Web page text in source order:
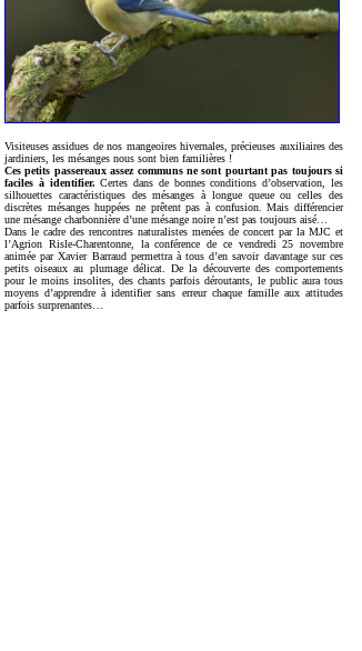
Visiteuses assidues de nos mangeoires hivernales, précieuses auxiliaires des
jardiniers, les mésanges nous sont bien familières !
Ces petits passereaux assez communs ne sont pourtant pas toujours si
faciles à identifier. Certes dans de bonnes conditions d’observation, les
silhouettes caractéristiques des mésanges à longue queue ou celles des
discrètes mésanges huppées ne prêtent pas à confusion. Mais différencier
une mésange charbonnière d’une mésange noire n’est pas toujours aisé…
Dans le cadre des rencontres naturalistes menées de concert par la MJC et
l’Agrion Risle-Charentonne, la conférence de ce vendredi 25 novembre
animée par Xavier Barraud permettra à tous d’en savoir davantage sur ces
petits oiseaux au plumage délicat. De la découverte des comportements
pour le moins insolites, des chants parfois déroutants, le public aura tous
moyens d’apprendre à identifier sans erreur chaque famille aux attitudes
parfois surprenantes…